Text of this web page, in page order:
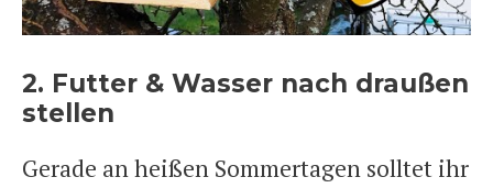
2. Futter & Wasser nach draußen
stellen
Gerade an heißen Sommertagen solltet ihr